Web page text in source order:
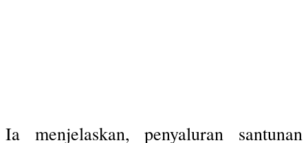
Ia menjelaskan, penyaluran santunan